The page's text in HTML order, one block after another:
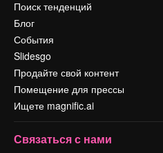
Поиск тенденций
Блог
События
Slidesgo
Продайте свой контент
Помещение для прессы
Ищете magnific.ai
Связаться с нами